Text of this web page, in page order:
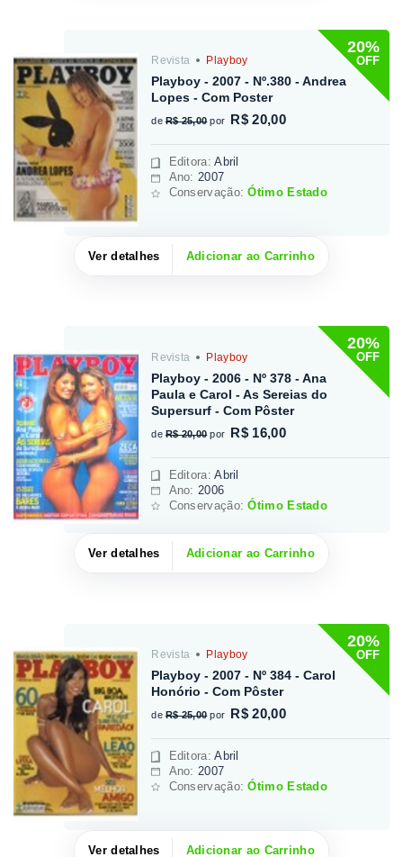
20%
OFF
Revista Playboy
Playboy - 2007 - Nº.380 - Andrea
Lopes - Com Poster
de R$ 25,00 por R$ 20,00
Editora:Abril
Ano: 2007
Conservação:Ótimo Estado
Ver detalhes Adicionar ao Carrinho
20%
OFF
Revista Playboy
Playboy - 2006 - Nº 378 - Ana
Paula e Carol - As Sereias do
Supersurf - Com Pôster
de R$ 20,00 por R$ 16,00
Editora:Abril
Ano: 2006
Conservação:Ótimo Estado
Ver detalhes Adicionar ao Carrinho
20%
OFF
Revista Playboy
Playboy - 2007 - Nº 384 - Carol
Honório - Com Pôster
de R$ 25,00 por R$ 20,00
Editora:Abril
Ano: 2007
Conservação:Ótimo Estado
Ver detalhes Adicionar ao Carrinho